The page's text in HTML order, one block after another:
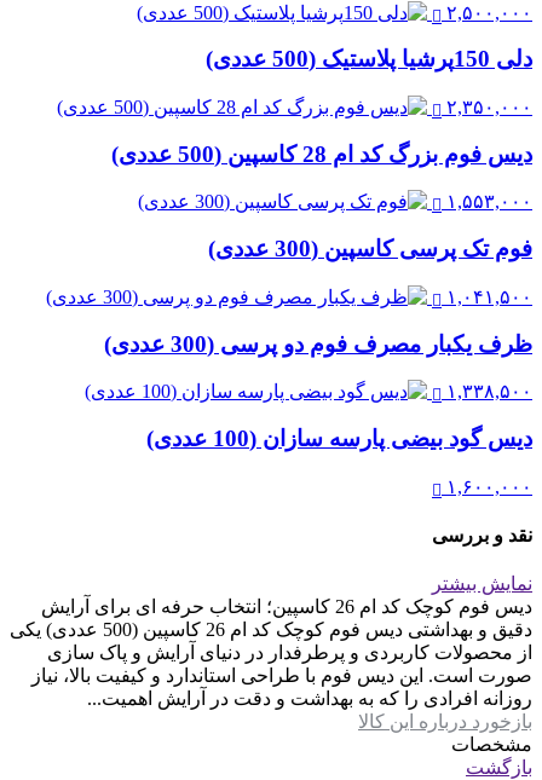
۲,۵۰۰,۰۰۰
دلی 150پرشیا پلاستیک (500 عددی)
۲,۳۵۰,۰۰۰
دیس فوم بزرگ کد ام 28 کاسپین (500 عددی)
۱,۵۵۳,۰۰۰
فوم تک پرسی کاسپین (300 عددی)
۱,۰۴۱,۵۰۰
ظرف یکبار مصرف فوم دو پرسی (300 عددی)
۱,۳۳۸,۵۰۰
دیس گود بیضی پارسه سازان (100 عددی)
۱,۶۰۰,۰۰۰
نقد و بررسی
نمایش بیشتر
دیس فوم کوچک کد ام 26 کاسپین؛ انتخاب حرفه ای برای آرایش
دقیق و بهداشتی دیس فوم کوچک کد ام 26 کاسپین (500 عددی) یکی
از محصولات کاربردی و پرطرفدار در دنیای آرایش و پاک سازی
صورت است. این دیس فوم با طراحی استاندارد و کیفیت بالا، نیاز
روزانه افرادی را که به بهداشت و دقت در آرایش اهمیت...
بازخورد درباره این کالا
مشخصات
بازگشت